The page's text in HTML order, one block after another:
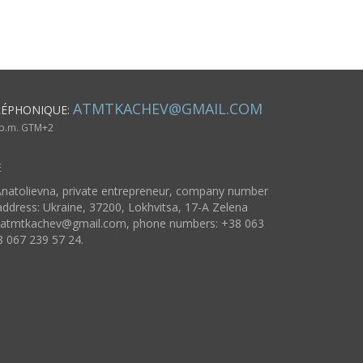
ATMTKACHEV@GMAIL.COM
GTM+2
private entrepreneur, company number
Ukraine, 37200, Lokhvitsa, 17-A Zelena
atmtkachev@gmail.com, phone numbers: +38 063
067 239 57 24.